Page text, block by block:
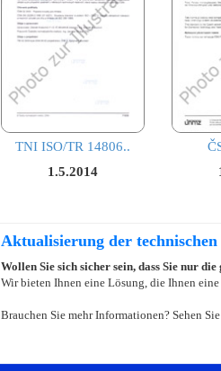
TNI ISO/TR 14806..
1.5.2014
Aktualisierung der
Wollen Sie sich sicher sein, dass Sie nur
Wir bieten Ihnen eine Lösung, die Ihnen
Brauchen Sie mehr Informationen? Sehen